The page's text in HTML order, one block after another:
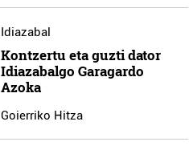
Idiazabal
Kontzertu eta guzti dator
Idiazabalgo Garagardo
Azoka
Goierriko Hitza